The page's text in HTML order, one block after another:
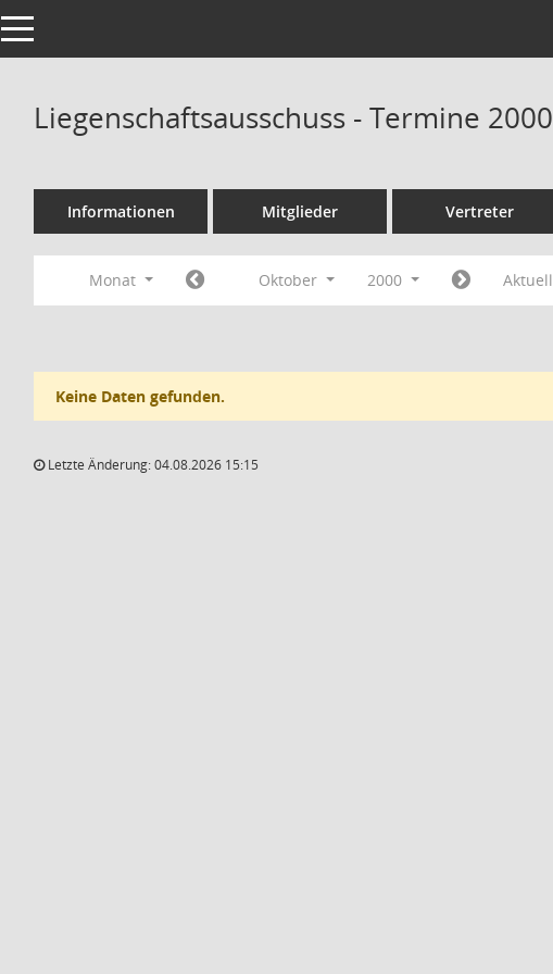
Toggle navigation
Liegenschaftsausschuss - Termine 2000
Informationen Mitglieder Vertreter
Monat Oktober 2000 Aktuell
Keine Daten gefunden.
Letzte Änderung: 04.08.2026 15:15